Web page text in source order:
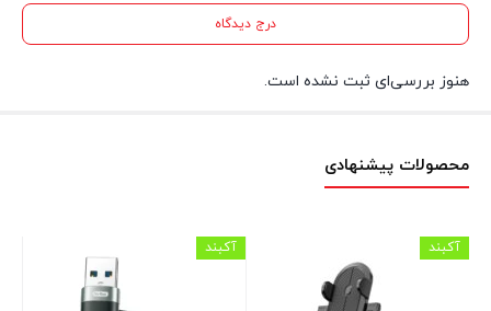
درج دیدگاه
هنوز بررسی‌ای ثبت نشده است.
محصولات پیشنهادی
آکبند آکبند